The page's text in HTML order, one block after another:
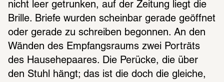
nicht leer getrunken, auf der Zeitung liegt die
Brille. Briefe wurden scheinbar gerade geöffnet
oder gerade zu schreiben begonnen. An den
Wänden des Empfangsraums zwei Porträts
des Hausehepaares. Die Perücke, die über
den Stuhl hängt; das ist die doch die gleiche,